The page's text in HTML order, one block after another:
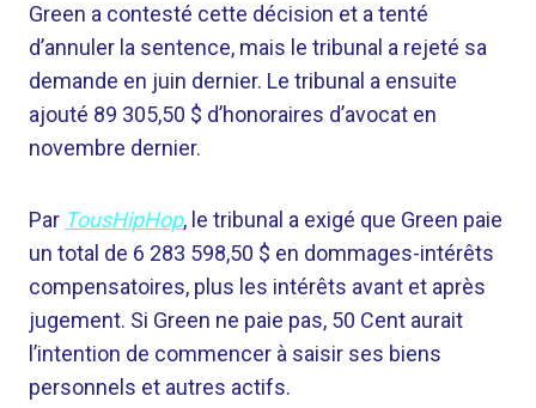
Green a contesté cette décision et a tenté
d’annuler la sentence, mais le tribunal a rejeté sa
demande en juin dernier. Le tribunal a ensuite
ajouté 89 305,50 $ d’honoraires d’avocat en
novembre dernier.
Par TousHipHop, le tribunal a exigé que Green paie
un total de 6 283 598,50 $ en dommages-intérêts
compensatoires, plus les intérêts avant et après
jugement. Si Green ne paie pas, 50 Cent aurait
l’intention de commencer à saisir ses biens
personnels et autres actifs.